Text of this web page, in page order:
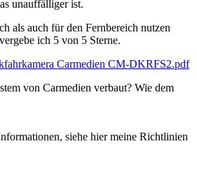
unauffälliger ist.
als auch für den Fernbereich nutzen
ich 5 von 5 Sterne.
Carmedien CM-DKRFS2.pdf
von Carmedien verbaut? Wie dem
siehe hier meine Richtlinien